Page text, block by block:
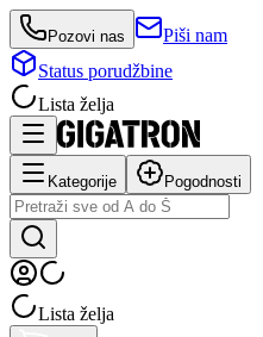
Pozovi nas
Piši nam
Status porudžbine
Lista želja
Kategorije Pogodnosti
Lista želja